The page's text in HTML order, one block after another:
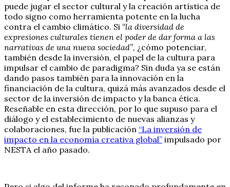
puede jugar el sector cultural y la creación artística de
todo signo como herramienta potente en la lucha
contra el cambio climático. Si “la diversidad de
expresiones culturales tienen el poder de dar forma a las
narrativas de una nueva sociedad”, ¿cómo potenciar,
también desde la inversión, el papel de la cultura para
impulsar el cambio de paradigma? Sin duda ya se están
dando pasos también para la innovación en la
financiación de la cultura, quizá más avanzados desde el
sector de la inversión de impacto y la banca ética.
Reseñable en esta dirección, por lo que supuso para el
diálogo y el establecimiento de nuevas alianzas y
colaboraciones, fue la publicación “La inversión de
impacto en la economía creativa global” impulsado por
NESTA el año pasado.